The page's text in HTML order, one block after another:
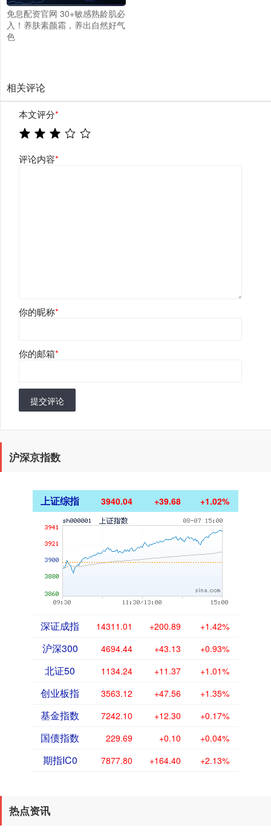
免息配资官网 30+敏感熟龄肌必
入！养肤素颜霜，养出自然好气
色
相关评论
本文评分*
评论内容*
你的昵称*
你的邮箱*
提交评论
沪深京指数
上证综指 3940.04 +39.68 +1.02%
深证成指 14311.01 +200.89 +1.42%
沪深300 4694.44 +43.13 +0.93%
北证50 1134.24 +11.37 +1.01%
创业板指 3563.12 +47.56 +1.35%
基金指数 7242.10 +12.30 +0.17%
国债指数 229.69 +0.10 +0.04%
期指IC0 7877.80 +164.40 +2.13%
热点资讯